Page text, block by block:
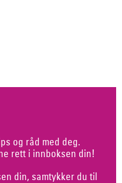
og råd med deg.
rett i innboksen din!
din, samtykker du til